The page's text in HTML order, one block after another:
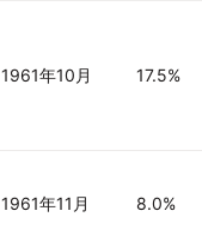
1961年10月 17.5%
1961年11月 8.0%